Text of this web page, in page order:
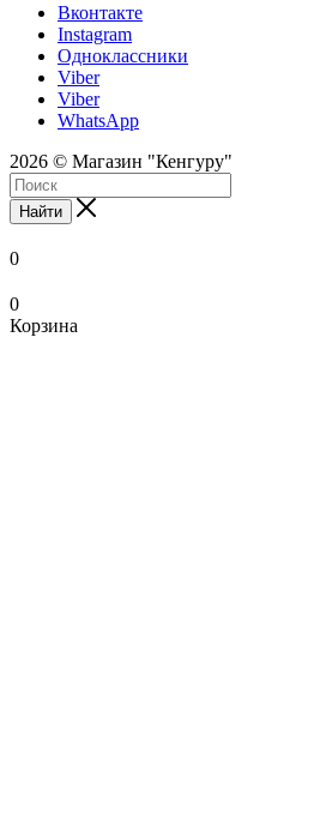
Вконтакте
Instagram
Одноклассники
Viber
Viber
WhatsApp
2026 © Магазин "Кенгуру"
Найти
0
0
Корзина